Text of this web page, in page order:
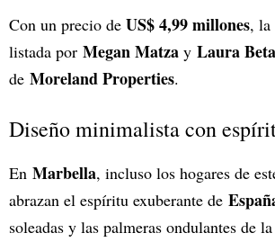
Con un precio de US$ 4,99 millones, la
listada por Megan Matza y Laura
de Moreland Properties.
Diseño minimalista con
En Marbella, incluso los hogares de
abrazan el espíritu exuberante de
soleadas y las palmeras ondulantes de la